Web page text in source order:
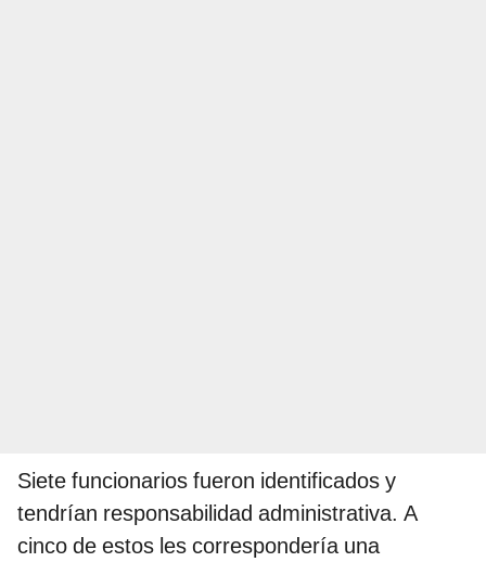
Siete funcionarios fueron identificados y
tendrían responsabilidad administrativa. A
cinco de estos les correspondería una